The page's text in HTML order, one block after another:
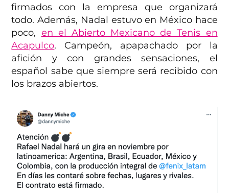
firmados con la empresa que organizará
todo. Además, Nadal estuvo en México hace
poco, en el Abierto Mexicano de Tenis en
Acapulco. Campeón, apapachado por la
afición y con grandes sensaciones, el
español sabe que siempre será recibido con
los brazos abiertos.